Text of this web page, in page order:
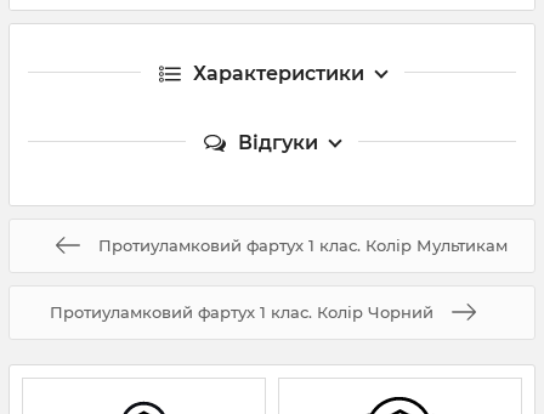
Характеристики
Відгуки
Протиуламковий фартух 1 клас. Колір Мультикам
Протиуламковий фартух 1 клас. Колір Чорний